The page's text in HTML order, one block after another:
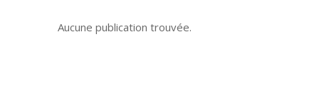
Aucune publication trouvée.